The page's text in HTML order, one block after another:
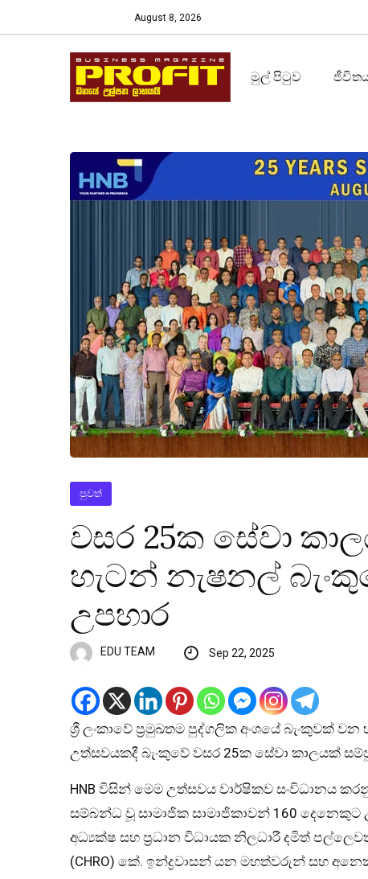
August 8, 2026
මුල් පිටුව
පුවත්
වසර 25ක සේවා
හැටන් නැෂනල්
උපහාර
EDU TEAM Sep 22, 2025
ශ්‍රී ලංකාවේ ප්‍රමුඛතම පුද්ගලික අංශයේ බැංකුවක්
උත්සවයකදී බැංකුවේ වසර 25ක සේවා කාලයක්
HNB විසින් මෙම උත්සවය වාර්ෂිකව සංවිධානය
සම්බන්ධ වූ සාමාජික සාමාජිකාවන් 160 දෙනෙකුට
අධ්‍යක්ෂ සහ ප්‍රධාන විධායක නිලධාරී දමිත්
(CHRO) කේ. ඉන්ද්‍රවාසන් යන මහත්වරුන් සහ